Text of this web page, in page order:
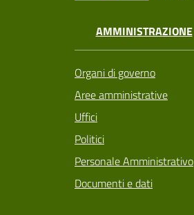
AMMINISTRAZIONE
Organi di governo
Aree amministrative
Uffici
Politici
Personale Amministrativo
Documenti e dati